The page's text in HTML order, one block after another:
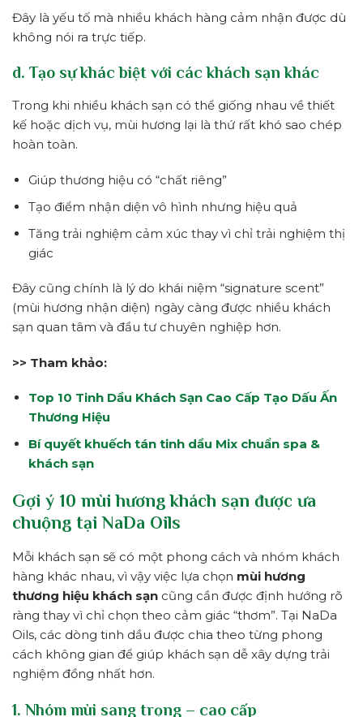
Đây là yếu tố mà nhiều khách hàng cảm nhận được dù
không nói ra trực tiếp.
d. Tạo sự khác biệt với các khách sạn khác
Trong khi nhiều khách sạn có thể giống nhau về thiết
kế hoặc dịch vụ, mùi hương lại là thứ rất khó sao chép
hoàn toàn.
Giúp thương hiệu có “chất riêng”
Tạo điểm nhận diện vô hình nhưng hiệu quả
Tăng trải nghiệm cảm xúc thay vì chỉ trải nghiệm thị
giác
Đây cũng chính là lý do khái niệm “signature scent”
(mùi hương nhận diện) ngày càng được nhiều khách
sạn quan tâm và đầu tư chuyên nghiệp hơn.
>> Tham khảo:
Top 10 Tinh Dầu Khách Sạn Cao Cấp Tạo Dấu Ấn
Thương Hiệu
Bí quyết khuếch tán tinh dầu Mix chuẩn spa &
khách sạn
Gợi ý 10 mùi hương khách sạn được ưa
chuộng tại NaDa Oils
Mỗi khách sạn sẽ có một phong cách và nhóm khách
hàng khác nhau, vì vậy việc lựa chọn mùi hương
thương hiệu khách sạn cũng cần được định hướng rõ
ràng thay vì chỉ chọn theo cảm giác “thơm”. Tại NaDa
Oils, các dòng tinh dầu được chia theo từng phong
cách không gian để giúp khách sạn dễ xây dựng trải
nghiệm đồng nhất hơn.
1. Nhóm mùi sang trọng – cao cấp